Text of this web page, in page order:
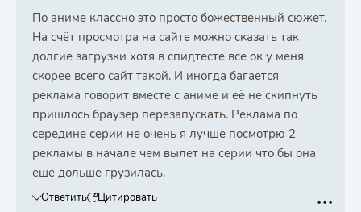
По аниме классно это просто божественный сюжет.
На счёт просмотра на сайте можно сказать так
долгие загрузки хотя в спидтесте всё ок у меня
скорее всего сайт такой. И иногда багается
реклама говорит вместе с аниме и её не скипнуть
пришлось браузер перезапускать. Реклама по
середине серии не очень я лучше посмотрю 2
рекламы в начале чем вылет на серии что бы она
ещё дольше грузилась.
Ответить Цитировать